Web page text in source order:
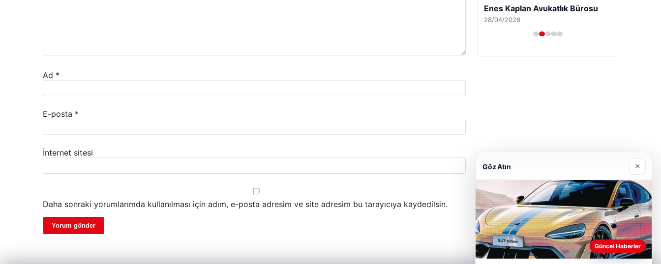
Ad *
E-posta *
İnternet sitesi
Daha sonraki yorumlarımda kullanılması için adım, e-posta adresim ve site adresim bu tarayıcıya kaydedilsin.
Enes Kaplan Avukatlık Bürosu
28/04/2026
Göz Atın ×
Güncel Haberler